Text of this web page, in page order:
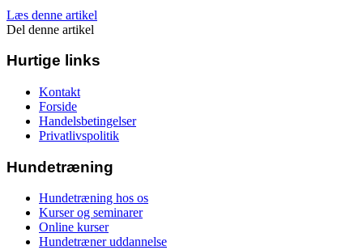
Læs denne artikel
Del denne artikel
Hurtige links
Kontakt
Forside
Handelsbetingelser
Privatlivspolitik
Hundetræning
Hundetræning hos os
Kurser og seminarer
Online kurser
Hundetræner uddannelse